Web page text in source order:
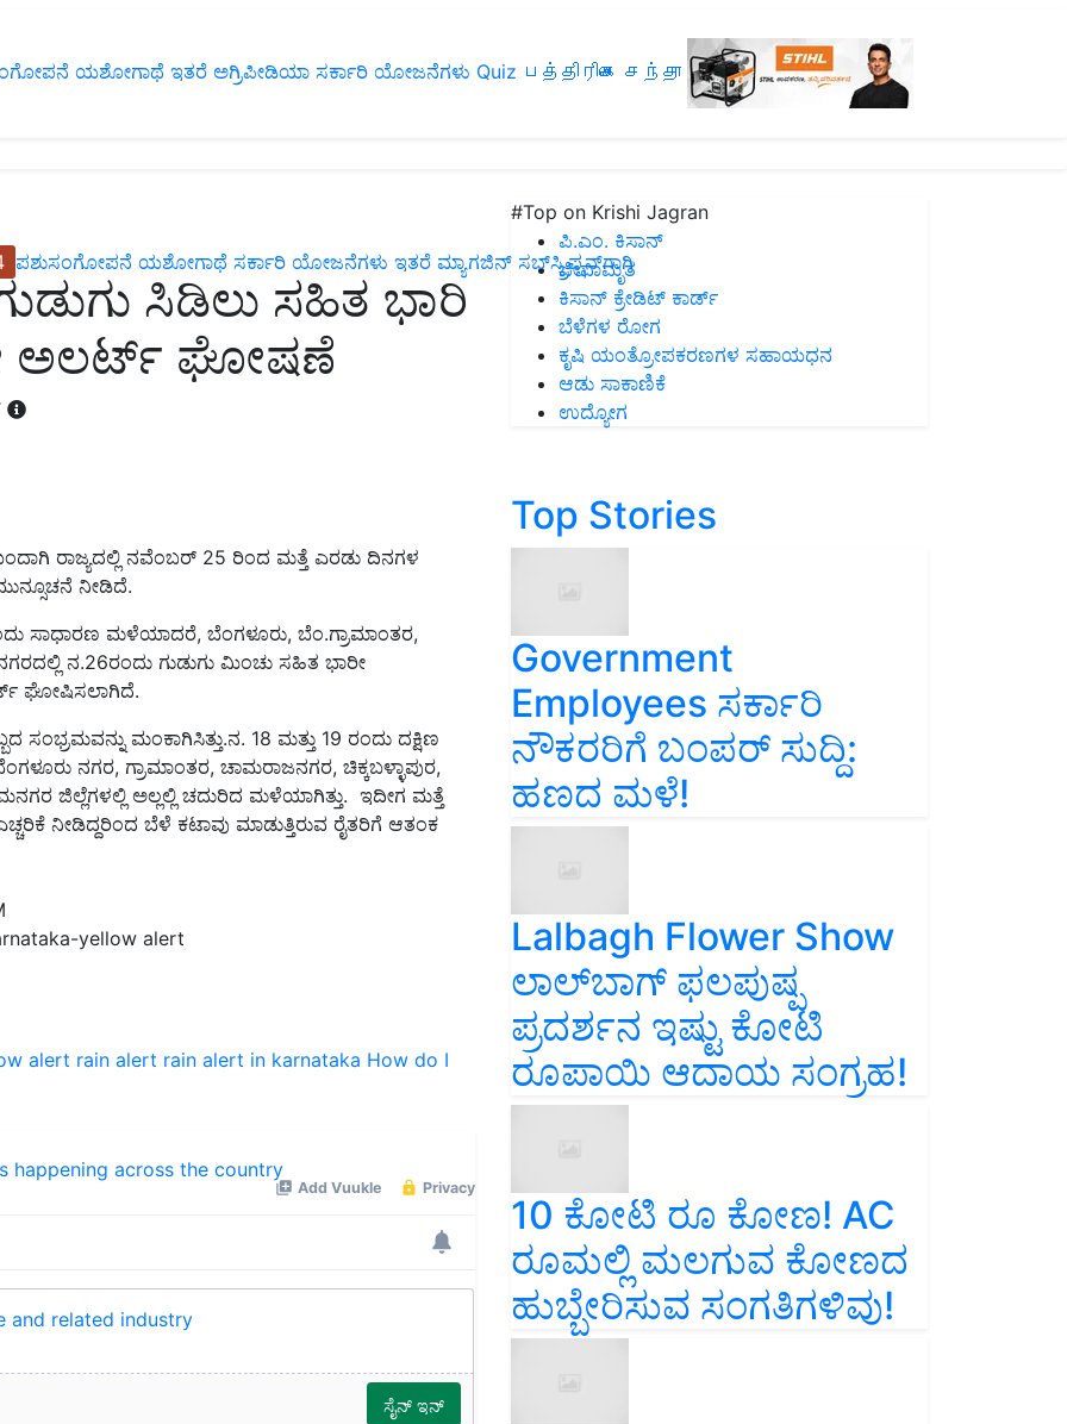
ಯಶೋಗಾಥೆ ಇತರೆ ಅಗ್ರಿಪೀಡಿಯಾ ಸರ್ಕಾರಿ ಯೋಜನೆಗಳು Quiz பத்திரிகை சந்தா
ಪಶುಸಂಗೋಪನೆ ಯಶೋಗಾಥೆ ಸರ್ಕಾರಿ ಯೋಜನೆಗಳು ಇತರೆ ಮ್ಯಾಗಜಿನ್‌ ಸಬ್‌ಸ್ಕ್ರಿಪ್ಷನ್‌ಗಾಗಿ
happening across the country
and related industry
ಸಿಡಿಲು ಸಹಿತ ಭಾರಿ
ಅಲರ್ಟ್ ಘೋಷಣೆ
ರಾಜ್ಯದಲ್ಲಿ ನವೆಂಬರ್ 25 ರಿಂದ ಮತ್ತೆ ಎರಡು ದಿನಗಳ
ನೀಡಿದೆ.
ಸಾಧಾರಣ ಮಳೆಯಾದರೆ, ಬೆಂಗಳೂರು, ಬೆಂ.ಗ್ರಾಮಾಂತರ,
ನ.26ರಂದು ಗುಡುಗು ಮಿಂಚು ಸಹಿತ ಭಾರೀ
ಘೋಷಿಸಲಾಗಿದೆ.
ಮಂಕಾಗಿಸಿತ್ತು.ನ. 18 ಮತ್ತು 19 ರಂದು ದಕ್ಷಿಣ
ನಗರ, ಗ್ರಾಮಾಂತರ, ಚಾಮರಾಜನಗರ, ಚಿಕ್ಕಬಳ್ಳಾಪುರ,
ಜಿಲ್ಲೆಗಳಲ್ಲಿ ಅಲ್ಲಲ್ಲಿ ಚದುರಿದ ಮಳೆಯಾಗಿತ್ತು. ಇದೀಗ ಮತ್ತೆ
ನೀಡಿದ್ದರಿಂದ ಬೆಳೆ ಕಟಾವು ಮಾಡುತ್ತಿರುವ ರೈತರಿಗೆ ಆತಂಕ
yellow alert
alert rain alert rain alert in karnataka How do I
#Top on Krishi Jagran
ಪಿ.ಎಂ. ಕಿಸಾನ್
ಜೀವಾಮೃತ
ಕಿಸಾನ್ ಕ್ರೇಡಿಟ್ ಕಾರ್ಡ್
ಬೆಳೆಗಳ ರೋಗ
ಕೃಷಿ ಯಂತ್ರೋಪಕರಣಗಳ ಸಹಾಯಧನ
ಆಡು ಸಾಕಾಣಿಕೆ
ಉದ್ಯೋಗ
Top Stories
Government
Employees ಸರ್ಕಾರಿ
ನೌಕರರಿಗೆ ಬಂಪರ್‌ ಸುದ್ದಿ:
ಹಣದ ಮಳೆ!
Lalbagh Flower Show
ಲಾಲ್‌ಬಾಗ್ ಫಲಪುಷ್ಪ
ಪ್ರದರ್ಶನ ಇಷ್ಟು ಕೋಟಿ
ರೂಪಾಯಿ ಆದಾಯ ಸಂಗ್ರಹ!
10 ಕೋಟಿ ರೂ ಕೋಣ! AC
ರೂಮಲ್ಲಿ ಮಲಗುವ ಕೋಣದ
ಹುಬ್ಬೇರಿಸುವ ಸಂಗತಿಗಳಿವು!